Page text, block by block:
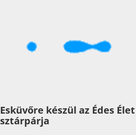
Esküvőre készül az Édes Élet
sztárpárja